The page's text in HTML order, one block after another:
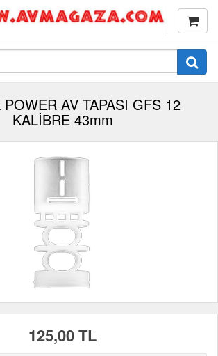
POWER AV TAPASI GFS 12
KALİBRE 43mm
125,00 TL